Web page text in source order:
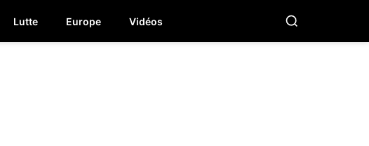
Lutte Europe Vidéos